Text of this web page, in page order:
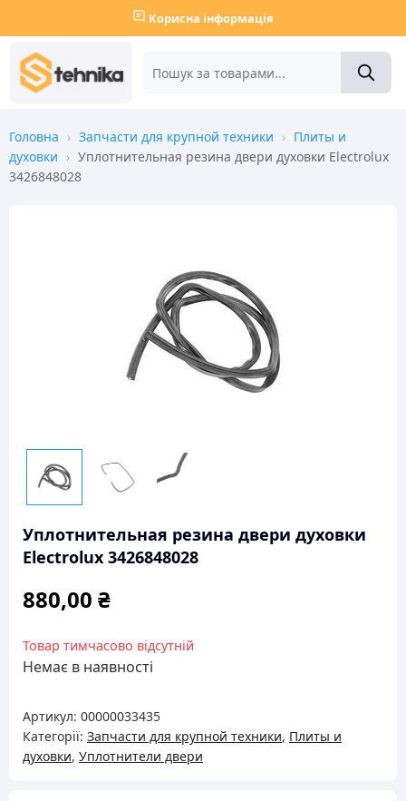
Корисна інформація
Головна › Запчасти для крупной техники › Плиты и
духовки › Уплотнительная резина двери духовки Electrolux
3426848028
Уплотнительная резина двери духовки
Electrolux 3426848028
880,00 ₴
Товар тимчасово відсутній
Немає в наявності
Артикул: 00000033435
Категорії: Запчасти для крупной техники, Плиты и
духовки, Уплотнители двери